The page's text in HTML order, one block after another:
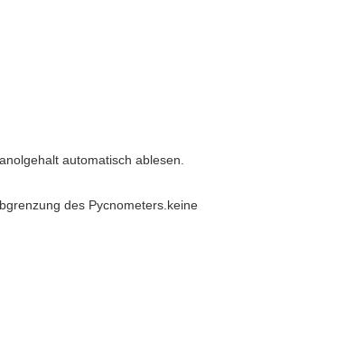
automatisch ablesen.
des Pycnometers.keine